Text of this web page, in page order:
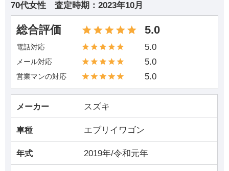
70代女性 査定時期： 2023年10月
総合評価 5.0
電話対応 5.0
メール対応 5.0
営業マンの対応 5.0
メーカー スズキ
車種 エブリイワゴン
年式 2019年/令和元年